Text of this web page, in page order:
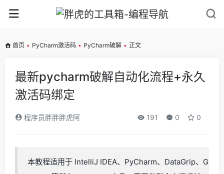
首页 • PyCharm激活码 • PyCharm破解 • 正文
最新pycharm破解自动化流程+永久
激活码绑定
程序员胖胖胖虎阿 191 0 0
本教程适用于 IntelliJ IDEA、PyCharm、DataGrip、G